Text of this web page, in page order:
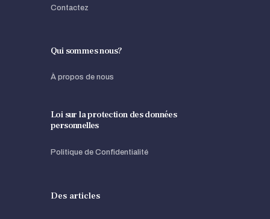
Contactez
Qui sommes nous?
À propos de nous
Loi sur la protection des données
personnelles
Politique de Confidentialité
Des articles